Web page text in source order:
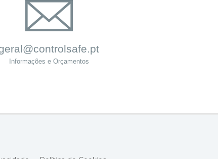
Informações e Orçamentos